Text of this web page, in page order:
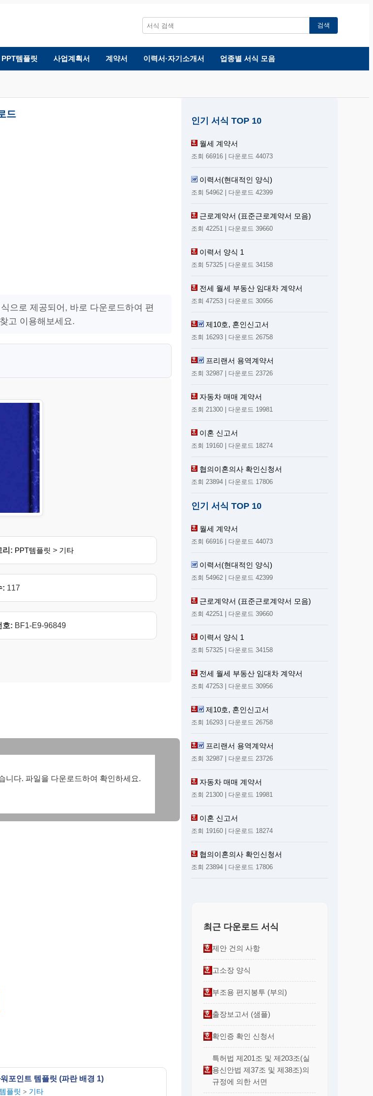
검색
PPT템플릿 사업계획서 계약서 이력서·자기소개서 업종별 서식 모음
드
으로 제공되어, 바로 다운로드하여 편
고 이용해보세요.
리: PPT템플릿 > 기타
: 117
호: BF1-E9-96849
니다. 파일을 다운로드하여 확인하세요.
포인트 템플릿 (파란 배경 1)
플릿 > 기타
인기 서식 TOP 10
월세 계약서
조회 66916 | 다운로드 44073
이력서(현대적인 양식)
조회 54962 | 다운로드 42399
근로계약서 (표준근로계약서 모음)
조회 42251 | 다운로드 39660
이력서 양식 1
조회 57325 | 다운로드 34158
전세 월세 부동산 임대차 계약서
조회 47253 | 다운로드 30956
제10호, 혼인신고서
조회 16293 | 다운로드 26758
프리랜서 용역계약서
조회 32987 | 다운로드 23726
자동차 매매 계약서
조회 21300 | 다운로드 19981
이혼 신고서
조회 19160 | 다운로드 18274
협의이혼의사 확인신청서
조회 23894 | 다운로드 17806
인기 서식 TOP 10
월세 계약서
조회 66916 | 다운로드 44073
이력서(현대적인 양식)
조회 54962 | 다운로드 42399
근로계약서 (표준근로계약서 모음)
조회 42251 | 다운로드 39660
이력서 양식 1
조회 57325 | 다운로드 34158
전세 월세 부동산 임대차 계약서
조회 47253 | 다운로드 30956
제10호, 혼인신고서
조회 16293 | 다운로드 26758
프리랜서 용역계약서
조회 32987 | 다운로드 23726
자동차 매매 계약서
조회 21300 | 다운로드 19981
이혼 신고서
조회 19160 | 다운로드 18274
협의이혼의사 확인신청서
조회 23894 | 다운로드 17806
최근 다운로드 서식
제안 건의 사항
고소장 양식
부조용 편지봉투 (부의)
출장보고서 (샘플)
확인증 확인 신청서
특허법 제201조 및 제203조(실
용신안법 제37조 및 제38조)의
규정에 의한 서면